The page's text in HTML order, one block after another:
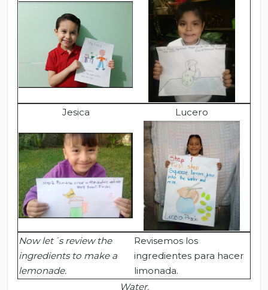
Jesica Lucero
Now let´s review the
ingredients to make a
lemonade.
Revisemos los
ingredientes para hacer
limonada.
Water.